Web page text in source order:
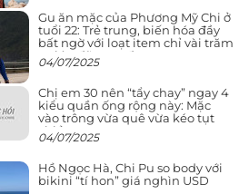
Gu ăn mặc của Phương Mỹ Chi ở
tuổi 22: Trẻ trung, biến hóa đầy
bất ngờ với loạt item chỉ vài trăm
nghìn đã mua được
04/07/2025
Chị em 30 nên “tẩy chay” ngay 4
kiểu quần ống rộng này: Mặc
vào trông vừa quê vừa kéo tụt
chiều cao
04/07/2025
Hồ Ngọc Hà, Chi Pu so body với
bikini “tí hon” giá nghìn USD